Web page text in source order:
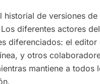
historial de versiones
diferentes actores
diferenciados: el
y otros
mantiene a